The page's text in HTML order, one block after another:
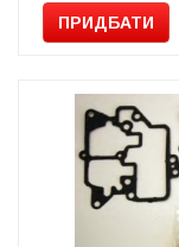
ПРИДБАТИ